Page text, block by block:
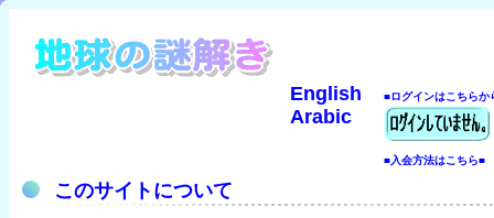
English
Arabic
■ログインはこちらか
■入会方法はこちら■
このサイトについて